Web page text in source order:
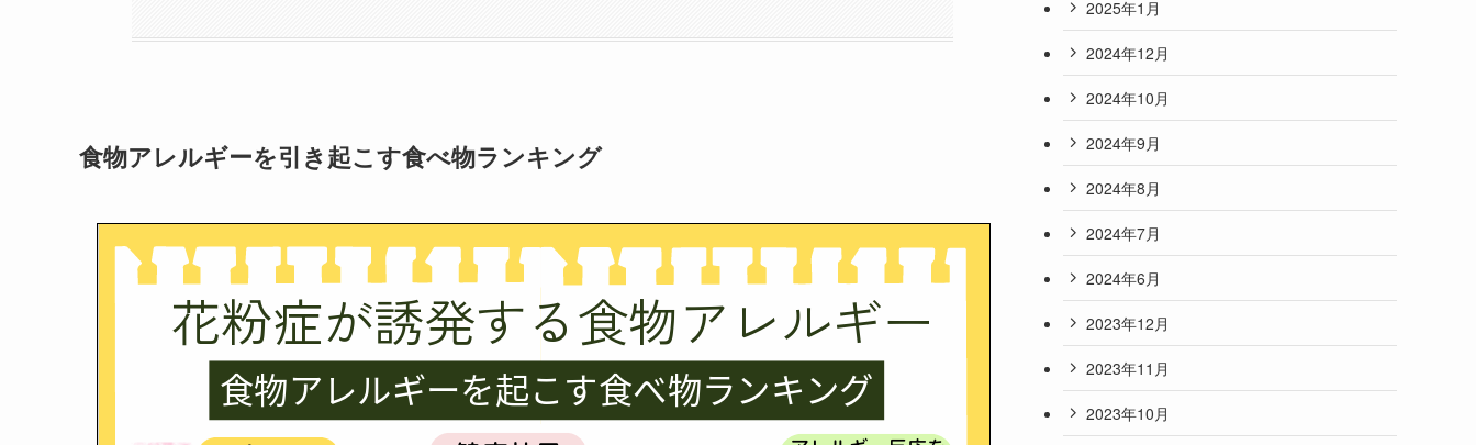
食物アレルギーを引き起こす食べ物ランキング
2025年1月
2024年12月
2024年10月
2024年9月
2024年8月
2024年7月
2024年6月
2023年12月
2023年11月
2023年10月